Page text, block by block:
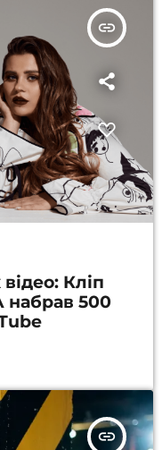
insert_link
Кліп
набрав 500
insert_link